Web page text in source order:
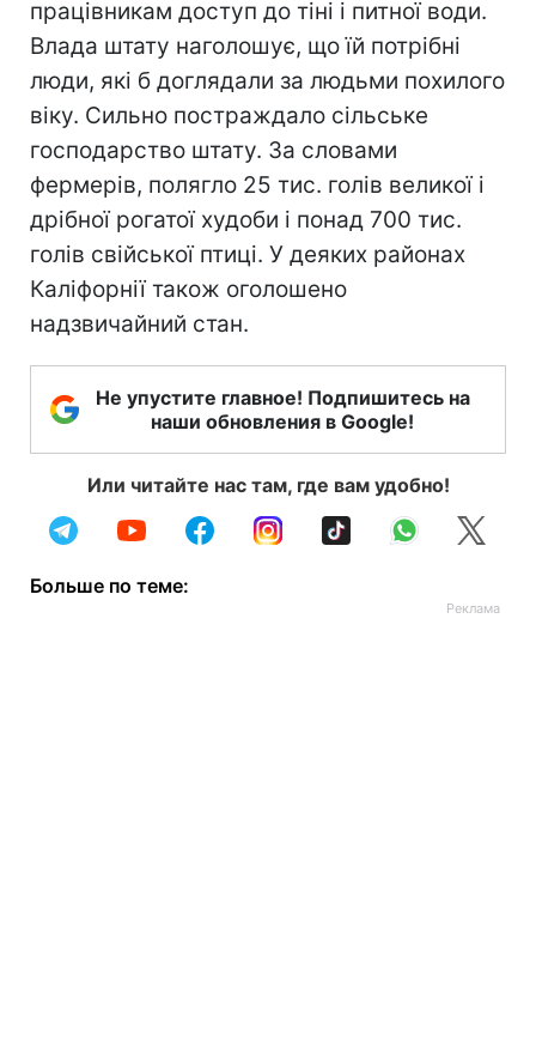
працівникам доступ до тіні і питної води.
Влада штату наголошує, що їй потрібні
люди, які б доглядали за людьми похилого
віку. Сильно постраждало сільське
господарство штату. За словами
фермерів, полягло 25 тис. голів великої і
дрібної рогатої худоби і понад 700 тис.
голів свійської птиці. У деяких районах
Каліфорнії також оголошено
надзвичайний стан.
Не упустите главное! Подпишитесь на
наши обновления в Google!
Или читайте нас там, где вам удобно!
Больше по теме: